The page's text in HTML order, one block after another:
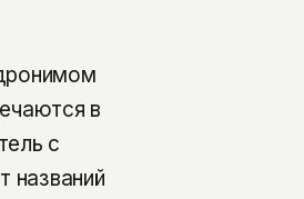
в
с
названий